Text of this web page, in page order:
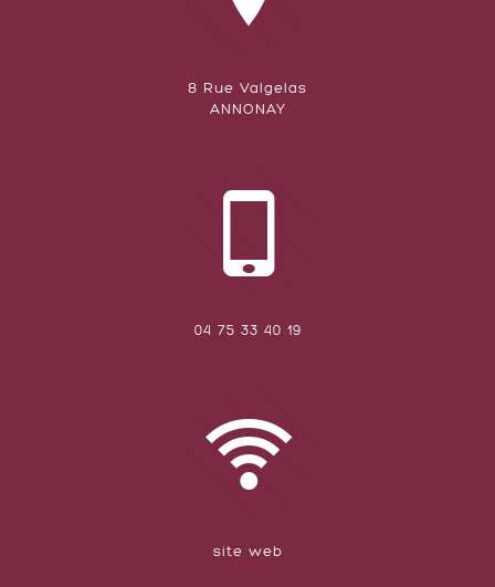
8 Rue Valgelas
ANNONAY
04 75 33 40 19
site web